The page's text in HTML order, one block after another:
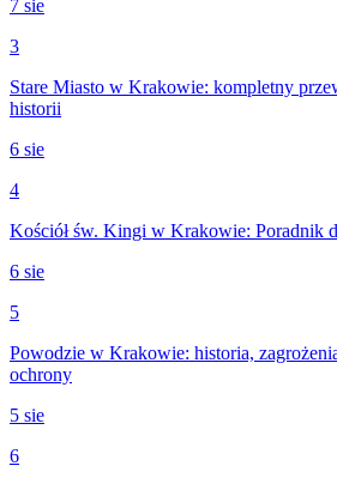
7 sie
3
Stare Miasto w Krakowie: kompletny
historii
6 sie
4
Kościół św. Kingi w Krakowie: Poradnik
6 sie
5
Powodzie w Krakowie: historia,
ochrony
5 sie
6